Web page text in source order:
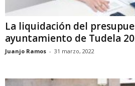
La liquidación del
ayuntamiento de Tudela
Juanjo Ramos - 31 marzo, 2022